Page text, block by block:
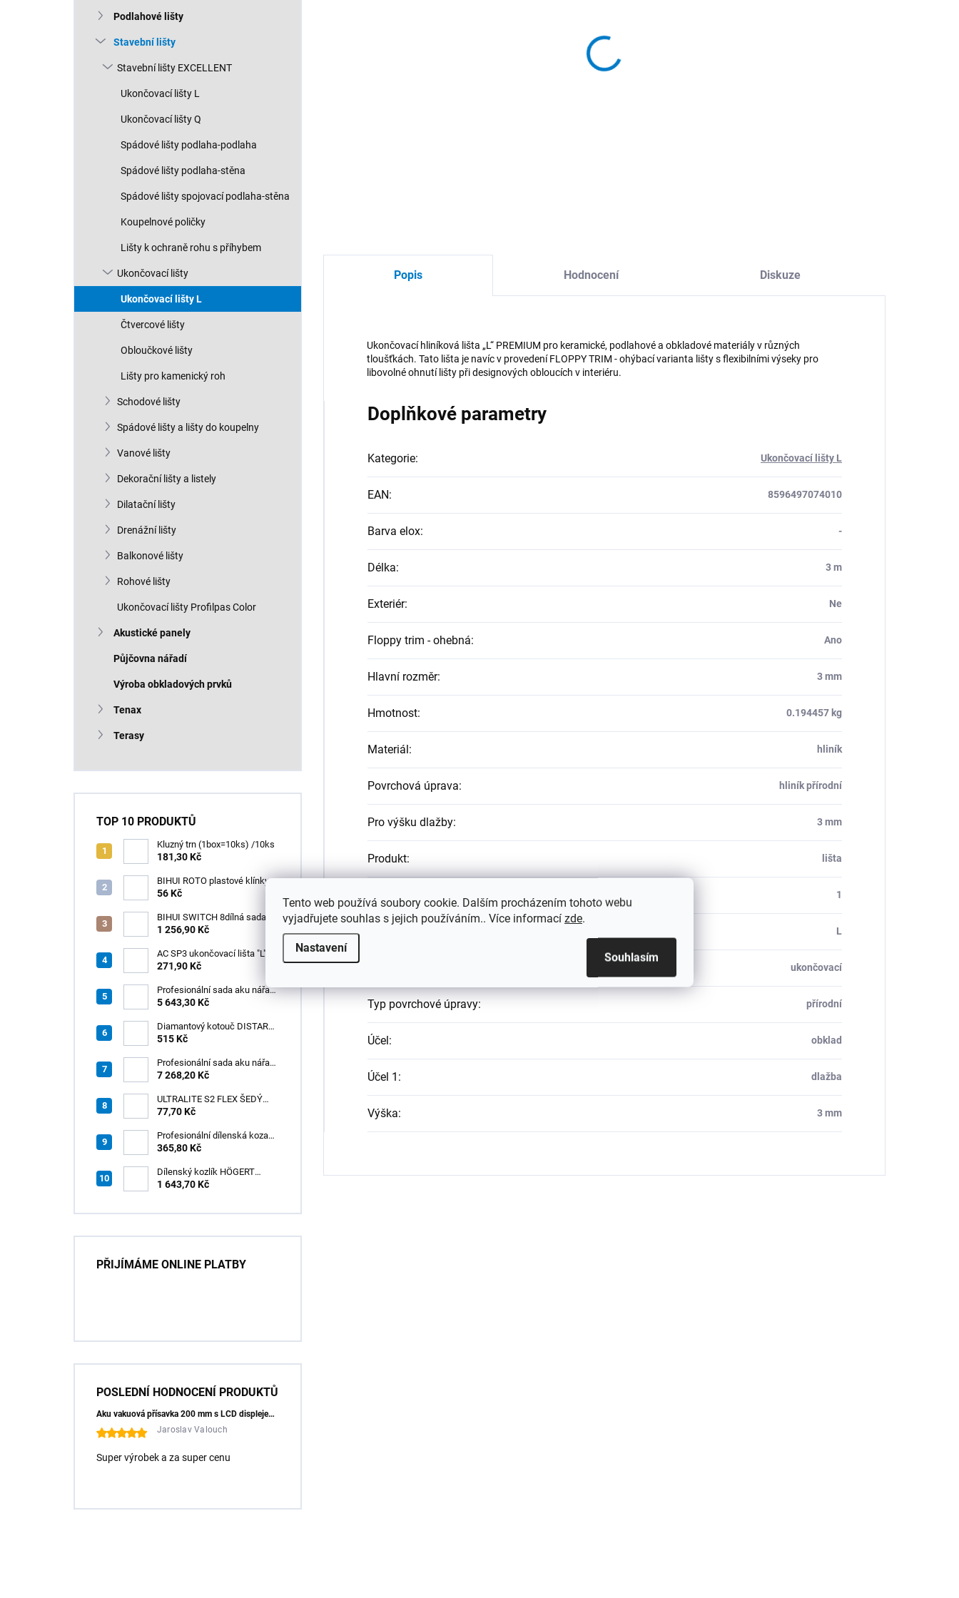
Tento web používá soubory cookie. Dalším procházením tohoto webu
vyjadřujete souhlas s jejich používáním.. Více informací zde.
Nastavení
Souhlasím
Podlahové lišty
Stavební lišty
Stavební lišty EXCELLENT
Ukončovací lišty L
Ukončovací lišty Q
Spádové lišty podlaha-podlaha
Spádové lišty podlaha-stěna
Spádové lišty spojovací podlaha-stěna
Koupelnové poličky
Lišty k ochraně rohu s příhybem
Ukončovací lišty
Ukončovací lišty L
Čtvercové lišty
Obloučkové lišty
Lišty pro kamenický roh
Schodové lišty
Spádové lišty a lišty do koupelny
Vanové lišty
Dekorační lišty a listely
Dilatační lišty
Drenážní lišty
Balkonové lišty
Rohové lišty
Ukončovací lišty Profilpas Color
Akustické panely
Půjčovna nářadí
Výroba obkladových prvků
Tenax
Terasy
TOP 10 PRODUKTŮ
Kluzný trn (1box=10ks) /10ks
181,30 Kč
BIHUI ROTO plastové klínky
1–13 mm – balení 50 ks
56 Kč
BIHUI SWITCH 8dílná sada
zubových hladítek INOX –
boxu
1 256,90 Kč
AC SP3 ukončovací lišta "L",
PREMIUM, hliník elox titan, v:
271,90 Kč
Profesionální sada aku nářadí
3v1 HÖGERT
5 643,30 Kč
Diamantový kotouč DISTAR
GREEN CUT
Z60
515 Kč
Profesionální sada aku nářadí
3v1 20V HÖGERT
7 268,20 Kč
ULTRALITE S2 FLEX ŠEDÝ
/15kg
77,70 Kč
Profesionální dílenská koza
HÖGERT HT7G550
365,80 Kč
Dílenský kozlík HÖGERT
HT7G551
1 643,70 Kč
PŘIJÍMÁME ONLINE PLATBY
POSLEDNÍ HODNOCENÍ PRODUKTŮ
Aku vakuová přísavka 200 mm s LCD displejem (150 kg) - HÖGERT HT3B355
Jaroslav Valouch
Super výrobek a za super cenu
Popis Hodnocení Diskuze
Ukončovací hliníková lišta „L“ PREMIUM pro keramické, podlahové a obkladové materiály v různých
tloušťkách. Tato lišta je navíc v provedení FLOPPY TRIM - ohýbací varianta lišty s flexibilními výseky pro
libovolné ohnutí lišty při designových obloucích v interiéru.
Doplňkové parametry
Kategorie: Ukončovací lišty L
EAN: 8596497074010
Barva elox: -
Délka: 3 m
Exteriér: Ne
Floppy trim - ohebná: Ano
Hlavní rozměr: 3 mm
Hmotnost: 0.194457 kg
Materiál: hliník
Povrchová úprava: hliník přírodní
Pro výšku dlažby: 3 mm
Produkt: lišta
Síla materiálu (mm) 1
L
ukončovací
Typ povrchové úpravy: přírodní
Účel: obklad
Účel 1 : dlažba
Výška: 3 mm